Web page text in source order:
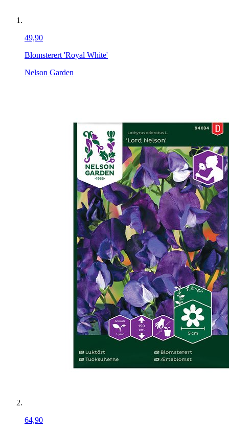
49,90
Blomsterert 'Royal White'
Nelson Garden
64,90